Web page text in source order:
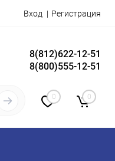
Вход Регистрация
8(812)622-12-51
8(800)555-12-51
0 0